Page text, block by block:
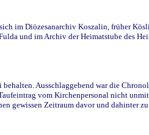
im Diözesanarchiv Koszalin, früher
und im Archiv der Heimatstube des
Ausschlaggebend war die
vom Kirchenpersonal nicht
gewissen Zeitraum davor und dahinter